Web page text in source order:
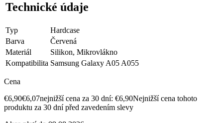
Technické údaje
Typ
Hardcase
Barva
Červená
Materiál
Silikon, Mikrovlákno
Kompatibilita Samsung Galaxy A05 A055
Cena
€6,90€6,07nejnižší cena za 30 dní: €6,90Nejnižší cena tohoto
produktu za 30 dní před zavedením slevy